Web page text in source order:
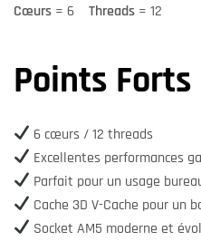
Cœurs = 6 Threads = 12
Points Forts
6 cœurs / 12 threads
Excellentes performances
Parfait pour un usage
Cache 3D V-Cache pour un
Socket AM5 moderne et